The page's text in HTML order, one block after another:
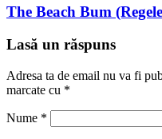
The Beach Bum
Lasă un răspuns
Adresa ta de email nu va fi
marcate cu *
Nume *